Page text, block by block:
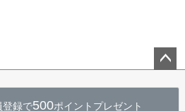
登録で500ポイントプレゼント